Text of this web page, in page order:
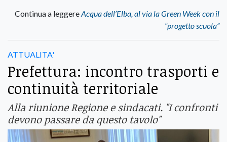
Continua a leggereAcqua dell’Elba, al via la Green Week con il
“progetto scuola”
ATTUALITA'
Prefettura: incontro trasporti e
continuità territoriale
Alla riunione Regione e sindacati. "I confronti
devono passare da questo tavolo"